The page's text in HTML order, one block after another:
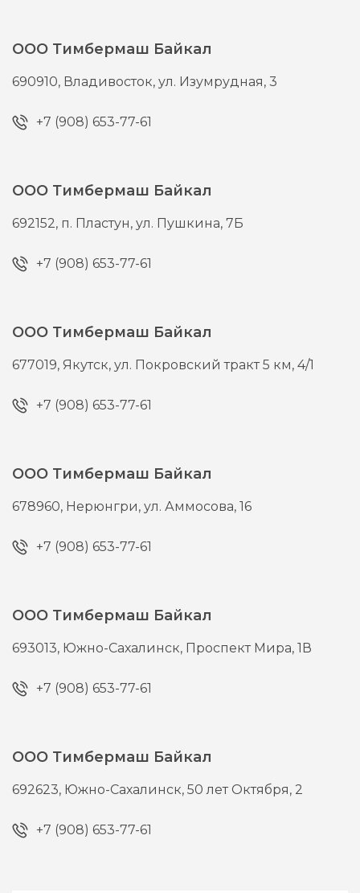
ООО Тимбермаш Байкал
690910, Владивосток,ул. Изумрудная, 3
+7 (908) 653-77-61
ООО Тимбермаш Байкал
692152, п. Пластун,ул. Пушкина, 7Б
+7 (908) 653-77-61
ООО Тимбермаш Байкал
677019, Якутск,ул. Покровский тракт 5 км, 4/1
+7 (908) 653-77-61
ООО Тимбермаш Байкал
678960, Нерюнгри,ул. Аммосова, 16
+7 (908) 653-77-61
ООО Тимбермаш Байкал
693013, Южно-Сахалинск, Проспект Мира, 1В
+7 (908) 653-77-61
ООО Тимбермаш Байкал
692623, Южно-Сахалинск,50 лет Октября, 2
+7 (908) 653-77-61